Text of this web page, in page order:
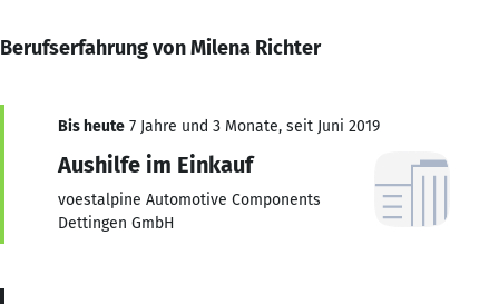
Berufserfahrung von Milena Richter
Bis heute 7 Jahre und 3 Monate, seit Juni 2019
Aushilfe im Einkauf
voestalpine Automotive Components
Dettingen GmbH